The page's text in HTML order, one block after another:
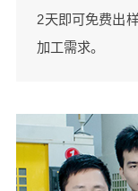
2天即可免费出
加工需求。